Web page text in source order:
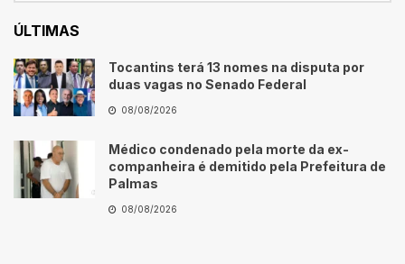
ÚLTIMAS
Tocantins terá 13 nomes na disputa por
duas vagas no Senado Federal
08/08/2026
Médico condenado pela morte da ex-
companheira é demitido pela Prefeitura de
Palmas
08/08/2026